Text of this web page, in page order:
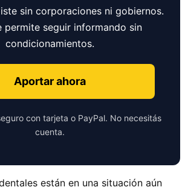
sin corporaciones ni gobiernos.
permite seguir informando sin
condicionamientos.
Aportar ahora
con tarjeta o PayPal. No necesitás
cuenta.
están en una situación aún